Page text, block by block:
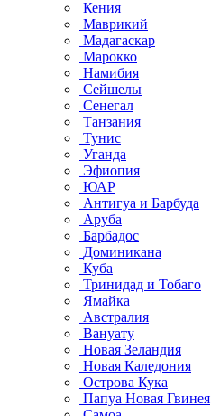
Кения
Маврикий
Мадагаскар
Марокко
Намибия
Сейшелы
Сенегал
Танзания
Тунис
Уганда
Эфиопия
ЮАР
Антигуа и Барбуда
Аруба
Барбадос
Доминикана
Куба
Тринидад и Тобаго
Ямайка
Австралия
Вануату
Новая Зеландия
Новая Каледония
Острова Кука
Папуа Новая Гвинея